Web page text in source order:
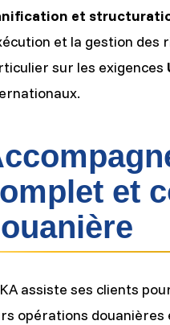
et
et la gestion des
sur les exigences
et
assiste ses clients
opérations douanières